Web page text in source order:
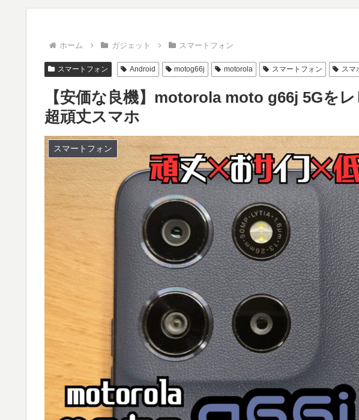
ホーム ガジェット スマートフォン
スマートフォン Android motog66j motorola スマートフォン スマ
【安価な良機】motorola moto g66j 5Gを
超頑丈スマホ
スマートフォン